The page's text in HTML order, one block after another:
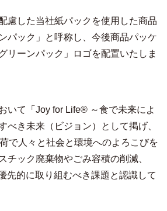
慮した当社紙パックを使用した商品
パック」と呼称し、今後商品パッケ
リーンパック」ロゴを配置いたしま
いて「 Joy for Life® ～食で未来によ
べき未来（ビジョン）として掲げ、
で人々と社会と環境へのよろこびを
チック廃棄物やごみ容積の削減、
先的に取り組むべき課題と認識して